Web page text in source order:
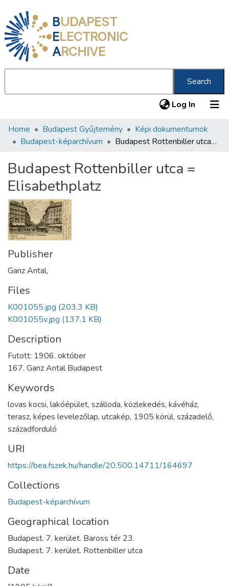
BUDAPEST
ELECTRONIC
ARCHIVE
Search
Log In (current)
Communities & Collections
Statistics
About us
Home Budapest Gyűjtemény
Képi dokumentumok
Budapest-képarchívum
Budapest Rottenbiller utca = Elisabethplatz
Budapest Rottenbiller utca =
Elisabethplatz
Publisher
Ganz Antal,
Files
K001055.jpg (203.3 KB)
K001055v.jpg (137.1 KB)
Description
Futott: 1906. október
167. Ganz Antal Budapest
Keywords
lovas kocsi, lakóépület, szálloda, közlekedés, kávéház,
terasz, képes levelezőlap, utcakép, 1905 körül, századelő,
századforduló
URI
https://bea.fszek.hu/handle/20.500.14711/164697
Collections
Budapest-képarchívum
Geographical location
Budapest. 7. kerület. Baross tér 23.
Budapest. 7. kerület. Rottenbiller utca
Date